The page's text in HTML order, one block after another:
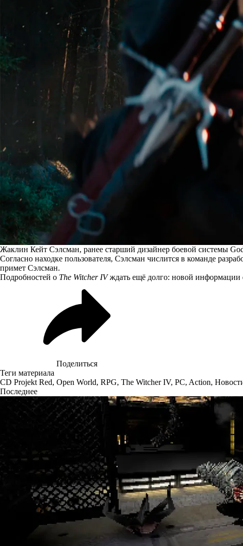
Жаклин Кейт Сэлсман, ранее старший дизайнер боевой системы
Согласно находке пользователя, Сэлсман числится в команде
примет Сэлсман.
Подробностей о The Witcher IVждать ещё долго: новой информации
Поделиться
Теги материала
CD Projekt Red, Open World, RPG, The Witcher IV, PC, Action,
Последнее